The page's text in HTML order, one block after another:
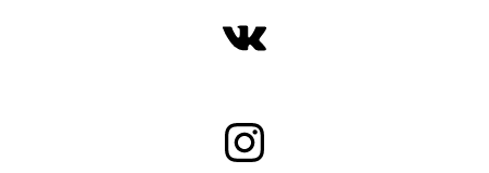
ВКонтакте
Instagram